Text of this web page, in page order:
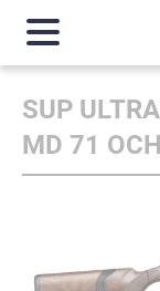
SUP
MD 71